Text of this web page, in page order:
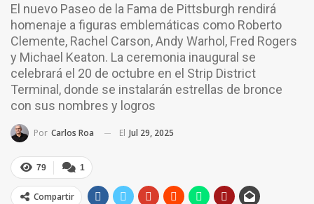
El nuevo Paseo de la Fama de Pittsburgh rendirá
homenaje a figuras emblemáticas como Roberto
Clemente, Rachel Carson, Andy Warhol, Fred Rogers
y Michael Keaton. La ceremonia inaugural se
celebrará el 20 de octubre en el Strip District
Terminal, donde se instalarán estrellas de bronce
con sus nombres y logros
Por Carlos Roa El Jul 29, 2025
1
79
Compartir